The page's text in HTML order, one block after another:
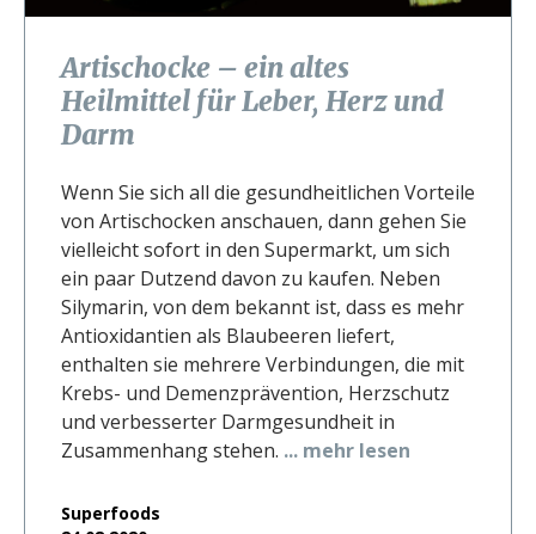
Artischocke – ein altes
Heilmittel für Leber, Herz und
Darm
Wenn Sie sich all die gesundheitlichen Vorteile
von Artischocken anschauen, dann gehen Sie
vielleicht sofort in den Supermarkt, um sich
ein paar Dutzend davon zu kaufen. Neben
Silymarin, von dem bekannt ist, dass es mehr
Antioxidantien als Blaubeeren liefert,
enthalten sie mehrere Verbindungen, die mit
Krebs- und Demenzprävention, Herzschutz
und verbesserter Darmgesundheit in
Zusammenhang stehen. ... mehr lesen
Superfoods